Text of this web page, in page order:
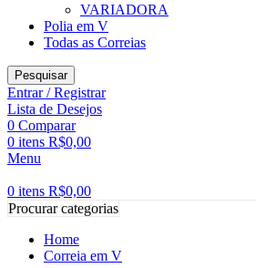
VARIADORA
Polia em V
Todas as Correias
Pesquisar
Entrar / Registrar
Lista de Desejos
0 Comparar
0 itens R$0,00
Menu
0 itens R$0,00
Procurar categorias
Home
Correia em V